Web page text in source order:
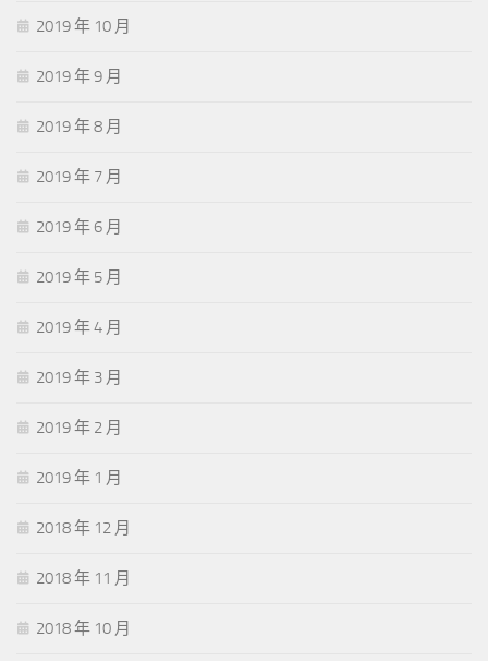
2019 年 10 月
2019 年 9 月
2019 年 8 月
2019 年 7 月
2019 年 6 月
2019 年 5 月
2019 年 4 月
2019 年 3 月
2019 年 2 月
2019 年 1 月
2018 年 12 月
2018 年 11 月
2018 年 10 月